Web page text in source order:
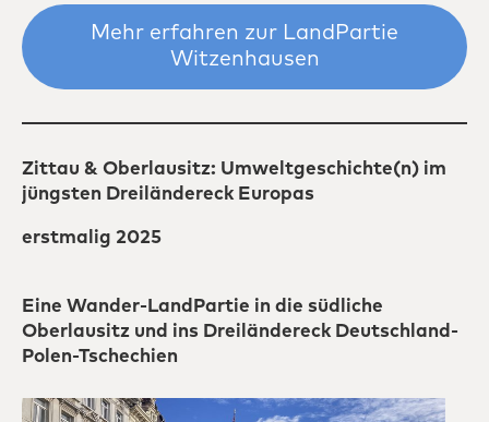
Mehr erfahren zur LandPartie
Witzenhausen
Zittau & Oberlausitz: Umweltgeschichte(n) im
jüngsten Dreiländereck Europas
erstmalig 2025
Eine Wander-LandPartie in die südliche
Oberlausitz und ins Dreiländereck Deutschland-
Polen-Tschechien